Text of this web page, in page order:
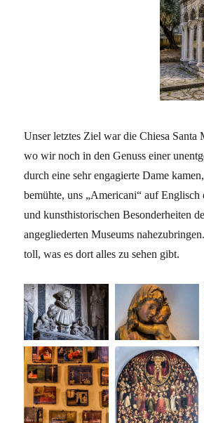
Unser letztes Ziel war die Chiesa Santa
wo wir noch in den Genuss einer
durch eine sehr engagierte Dame
bemühte, uns „Americani“ auf Englisch
und kunsthistorischen Besonderheiten
angegliederten Museums
toll, was es dort alles zu sehen gibt.